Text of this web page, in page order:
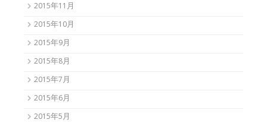
2015年11月
2015年10月
2015年9月
2015年8月
2015年7月
2015年6月
2015年5月